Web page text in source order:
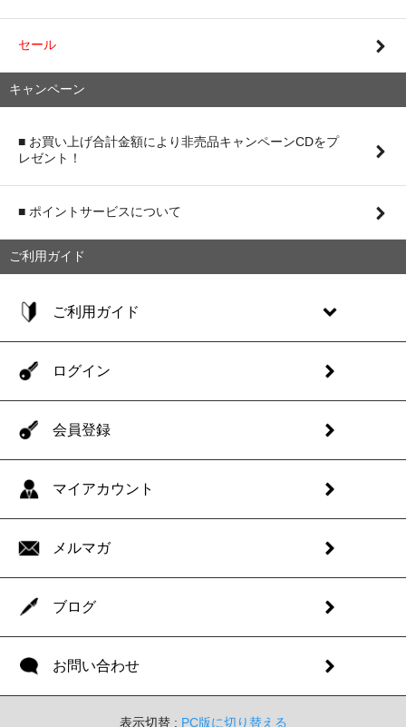
セール
キャンペーン
■ お買い上げ合計金額により非売品キャンペーンCDをプ
レゼント！
■ ポイントサービスについて
ご利用ガイド
ご利用ガイド
ログイン
会員登録
マイアカウント
メルマガ
ブログ
お問い合わせ
表示切替 : PC版に切り替える